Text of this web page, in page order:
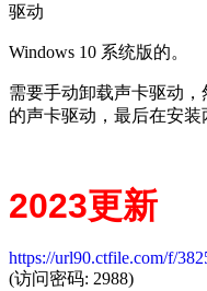
驱动
Windows 10 系统版的。
需要手动卸载声卡驱动
的声卡驱动，最后在安装
2023更新
https://url90.ctfile.com/f/
(访问密码: 2988)